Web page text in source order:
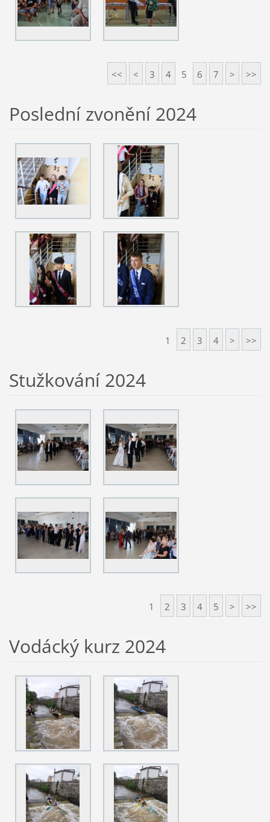
<< < 3 4 5 6 7 > >>
Poslední zvonění 2024
1 2 3 4 > >>
Stužkování 2024
1 2 3 4 5 > >>
Vodácký kurz 2024